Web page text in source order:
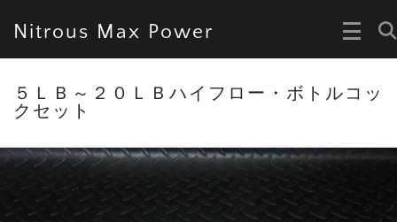
Nitrous Max Power
５ＬＢ～２０ＬＢハイフロー・ボトルコッ
クセット